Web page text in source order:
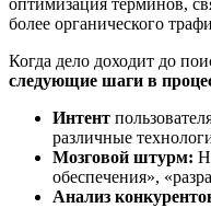
оптимизация терминов,
более органического
Когда дело доходит до
следующие шаги в
Интент
различные
Мозговой штурм:
обеспечения»,
Анализ